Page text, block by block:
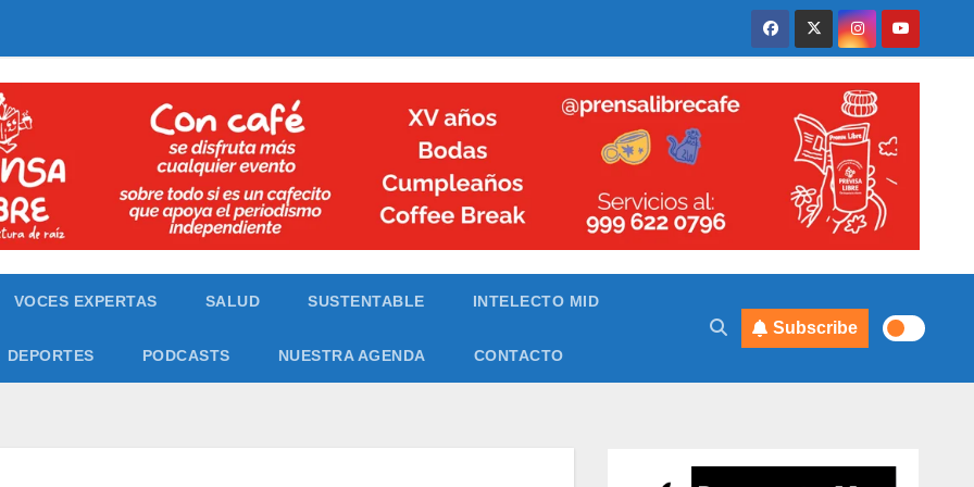
VOCES EXPERTAS SALUD SUSTENTABLE INTELECTO MID
DEPORTES PODCASTS NUESTRA AGENDA CONTACTO
Subscribe